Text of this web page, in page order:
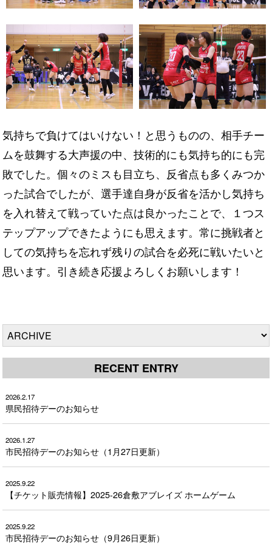
気持ちで負けてはいけない！と思うものの、相手チー
ムを鼓舞する大声援の中、技術的にも気持ち的にも完
敗でした。個々のミスも目立ち、反省点も多くみつか
った試合でしたが、選手達自身が反省を活かし気持ち
を入れ替えて戦っていた点は良かったことで、１つス
テップアップできたようにも思えます。常に挑戦者と
しての気持ちを忘れず残りの試合を必死に戦いたいと
思います。引き続き応援よろしくお願いします！
RECENT ENTRY
2026.2.17
県民招待デーのお知らせ
2026.1.27
市民招待デーのお知らせ（1月27日更新）
2025.9.22
【チケット販売情報】2025-26倉敷アブレイズ ホームゲーム
2025.9.22
市民招待デーのお知らせ（9月26日更新）